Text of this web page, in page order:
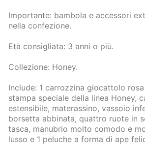
Importante: bambola e accessori
nella confezione.
Età consigliata: 3 anni o più.
Collezione: Honey.
Include: 1 carrozzina giocattolo
stampa speciale della linea Honey,
estensibile, materassino, vassoio
borsetta abbinata, quattro ruote in
tasca, manubrio molto comodo e
lusso e 1 peluche a forma di ape